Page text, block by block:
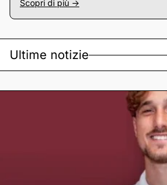
Scopri di più ->
Ultime notizie